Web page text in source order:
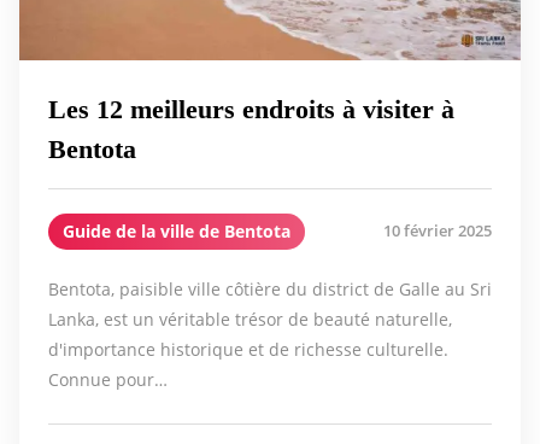
Les 12 meilleurs endroits à visiter à
Bentota
Guide de la ville de Bentota 10 février 2025
Bentota, paisible ville côtière du district de Galle au Sri
Lanka, est un véritable trésor de beauté naturelle,
d'importance historique et de richesse culturelle.
Connue pour…